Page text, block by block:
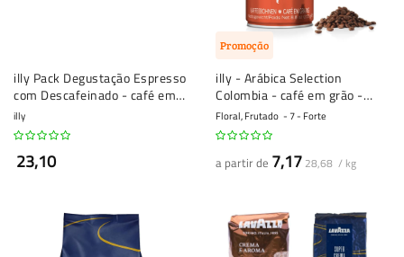
illy Pack Degustação Espresso
com Descafeinado - café em
grão - 3 x 250 gramas
illy
23,10
Promoção
illy - Arábica Selection
Colombia - café em grão -
250g
Floral, Frutado 7 - Forte
a partir de 7,17 28,68 / kg